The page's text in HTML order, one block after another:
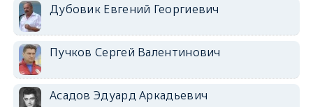
Дубовик Евгений Георгиевич
Пучков Сергей Валентинович
Асадов Эдуард Аркадьевич